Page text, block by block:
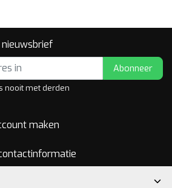
Abonneer
nooit met derden
maken